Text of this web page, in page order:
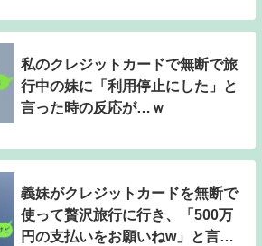
三井住友カードを申し込むと今なら最大
10,000ptプレゼント✨【新Vポイント】三
私のクレジットカードで無断で旅
行中の妹に「利用停止にした」と
言った時の反応が…ｗ
義妹がクレジットカードを無断で
使って贅沢旅行に行き、「500万
円の支払いをお願いねw」と言っ